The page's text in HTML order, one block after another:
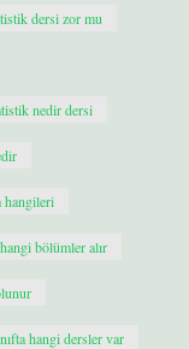
dersi zor mu
nedir dersi
hangileri
bölümler alır
hangi dersler var